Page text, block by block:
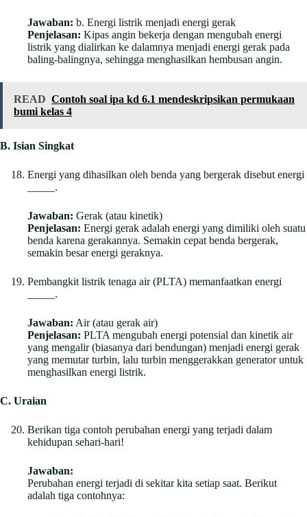
Jawaban: b. Energi listrik menjadi energi gerak
Penjelasan: Kipas angin bekerja dengan mengubah energi
listrik yang dialirkan ke dalamnya menjadi energi gerak pada
baling-balingnya, sehingga menghasilkan hembusan angin.
READ Contoh soal ipa kd 6.1 mendeskripsikan permukaan
bumi kelas 4
B. Isian Singkat
Energi yang dihasilkan oleh benda yang bergerak disebut energi
_____.
Jawaban: Gerak (atau kinetik)
Penjelasan: Energi gerak adalah energi yang dimiliki oleh suatu
benda karena gerakannya. Semakin cepat benda bergerak,
semakin besar energi geraknya.
Pembangkit listrik tenaga air (PLTA) memanfaatkan energi
_____.
Jawaban: Air (atau gerak air)
Penjelasan: PLTA mengubah energi potensial dan kinetik air
yang mengalir (biasanya dari bendungan) menjadi energi gerak
yang memutar turbin, lalu turbin menggerakkan generator untuk
menghasilkan energi listrik.
C. Uraian
Berikan tiga contoh perubahan energi yang terjadi dalam
kehidupan sehari-hari!
Jawaban:
Perubahan energi terjadi di sekitar kita setiap saat. Berikut
adalah tiga contohnya: